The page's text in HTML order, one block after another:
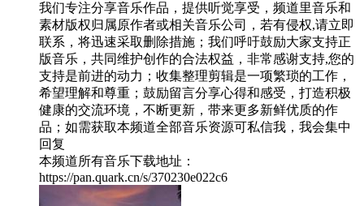
我们专注分享音乐作品，提供听觉享受，频道里音乐和
素材版权归属原作者或相关音乐公司，若有侵权,请立即
联系，将迅速采取删除措施；我们呼吁鼓励大家支持正
版音乐，共同维护创作的合法权益，非常感谢支持,您的
支持是前进的动力；收集整理剪辑是一项繁琐的工作，
希望理解和尊重；鼓励留言分享心得和感受，打造积极
健康的交流环境，不断更新，带来更多新鲜优质的作
品；如需获取本频道全部音乐资源可私信我，我会集中
回复
本频道所有音乐下载地址：
https://pan.quark.cn/s/370230e022c6